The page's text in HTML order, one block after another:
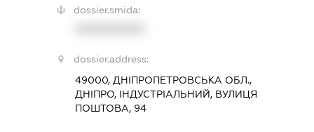
dossier.smida:
dossier.address:
49000, ДНІПРОПЕТРОВСЬКА ОБЛ.,
ДНІПРО, ІНДУСТРІАЛЬНИЙ, ВУЛИЦЯ
ПОШТОВА, 94